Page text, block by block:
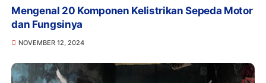
Mengenal 20 Komponen Kelistrikan Sepeda Motor
dan Fungsinya
NOVEMBER 12, 2024